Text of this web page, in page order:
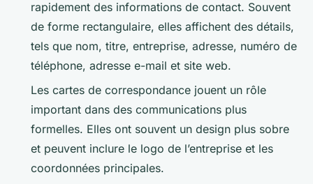
rapidement des informations de contact. Souvent
de forme rectangulaire, elles affichent des détails,
tels que nom, titre, entreprise, adresse, numéro de
téléphone, adresse e-mail et site web.
Les cartes de correspondance jouent un rôle
important dans des communications plus
formelles. Elles ont souvent un design plus sobre
et peuvent inclure le logo de l’entreprise et les
coordonnées principales.